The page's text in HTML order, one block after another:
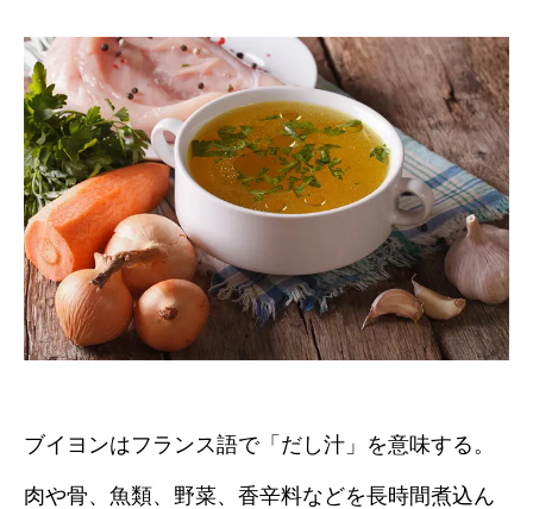
ブイヨンはフランス語で「だし汁」を意味する。
肉や骨、魚類、野菜、香辛料などを長時間煮込ん